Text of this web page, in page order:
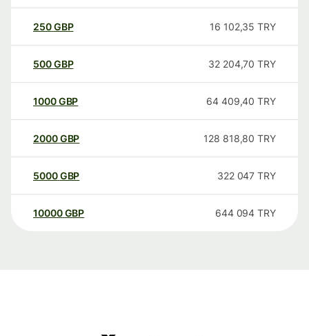
250GBP 16 102,35 TRY
500GBP 32 204,70 TRY
1000GBP 64 409,40 TRY
2000GBP 128 818,80 TRY
5000GBP 322 047 TRY
10000 GBP 644 094 TRY